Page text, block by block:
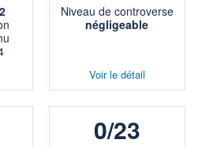
Niveau de controverse
négligeable
Voir le détail
0/23